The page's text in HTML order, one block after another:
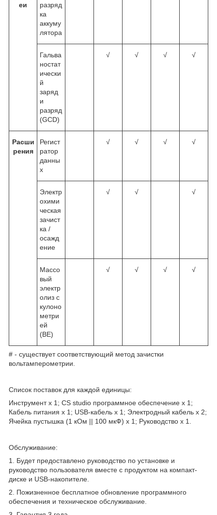
еи
разряд
ка
аккуму
лятора
Гальва
ностат
ически
й
заряд
и
разряд
(GCD)
√ √ √ √
Расши
рения
Регист
ратор
данны
х
√ √ √ √
Электр
охими
ческая
зачист
ка /
осажд
ение
√ √ √
Массо
вый
электр
олиз с
кулоно
метри
ей
(BE)
√ √ √ √
# - cуществует соответствующий метод зачистки
вольтамперометрии.
Список поставок для каждой единицы:
Инструмент x 1; CS studio программное обеспечение x 1;
Кабель питания х 1; USB-кабель x 1; Электродный кабель x 2;
Ячейка пустышка (1 кОм || 100 мкФ) x 1; Руководство x 1.
Обслуживание:
1. Будет предоставлено руководство по установке и
руководство пользователя вместе с продуктом на компакт-
диске и USB-накопителе.
2. Пожизненное бесплатное обновление программного
обеспечения и техническое обслуживание.